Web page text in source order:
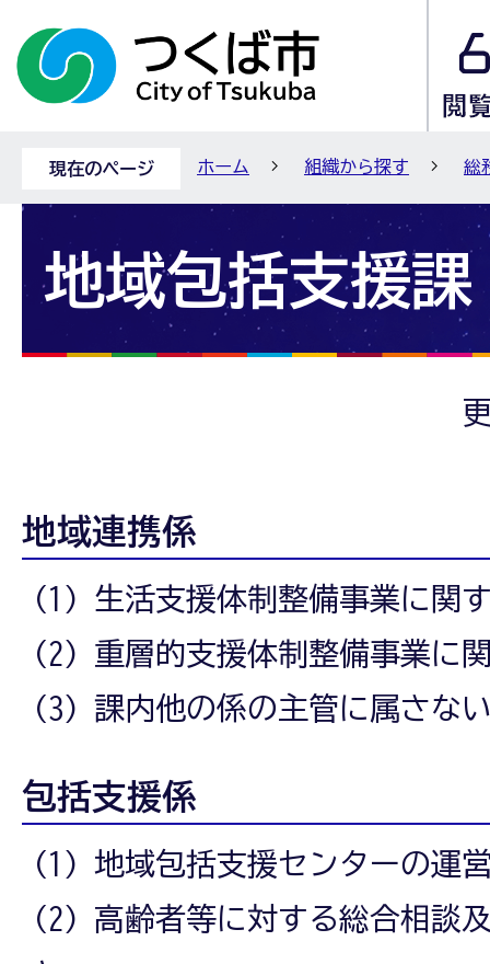
現在のページ ホーム 組織から探す 総
地域包括支援課
地域連携係
(1) 生活支援体制整備事業に関
(2) 重層的支援体制整備事業に
(3) 課内他の係の主管に属さな
包括支援係
(1) 地域包括支援センターの運
(2) 高齢者等に対する総合相談